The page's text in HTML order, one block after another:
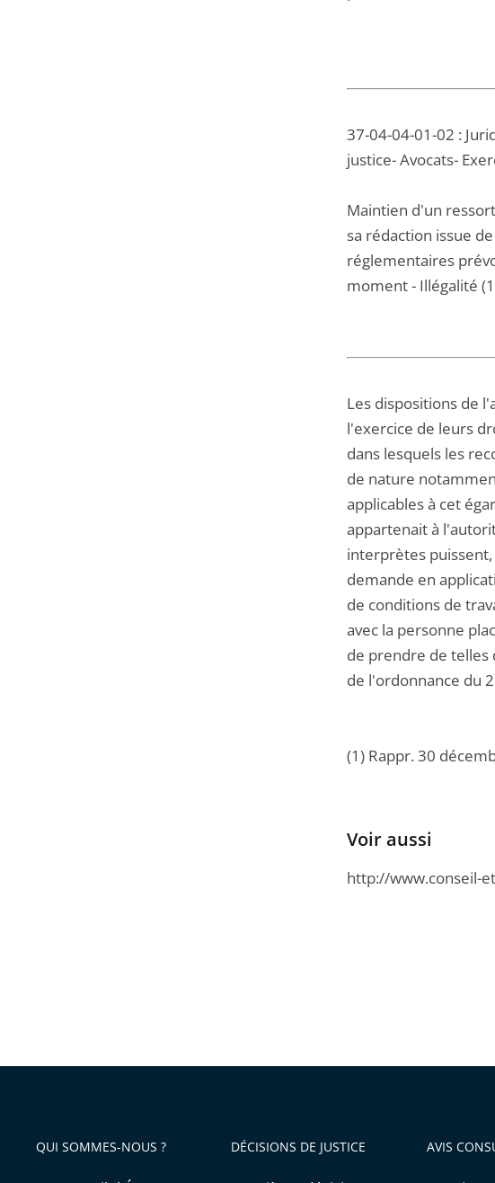
37-04-04-01-02 :
justice- Avocats-
Maintien d'un
sa rédaction issue
réglementaires
moment - Illégalité
Les dispositions de
l'exercice de leurs
dans lesquels les
de nature
applicables à cet
appartenait à
interprètes
demande en
de conditions de
avec la personne
de prendre de telles
de l'ordonnance du
(1) Rappr. 30
Voir aussi
http://www.conseil-
QUI SOMMES-NOUS ? DÉCISIONS DE JUSTICE AVIS